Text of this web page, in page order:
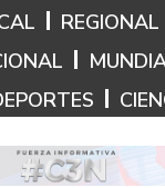
7 de Agosto de
REGIONAL